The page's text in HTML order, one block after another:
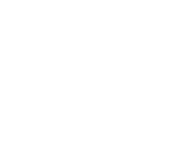
angol belső
könyvtára rengeteg
az irodalom remekeivel.